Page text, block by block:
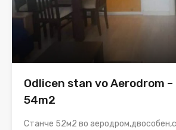
Odlicen stan vo Aerodrom
54m2
Станче 52м2 во